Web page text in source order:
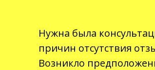
Нужна была
причин отсутствия
Возникло